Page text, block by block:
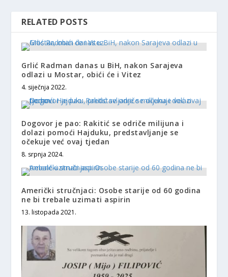
RELATED POSTS
Grlić Radman danas u BiH, nakon Sarajeva
odlazi u Mostar, obići će i Vitez
4. siječnja 2022.
Dogovor je pao: Rakitić se odriče milijuna i
dolazi pomoći Hajduku, predstavljanje se
očekuje već ovaj tjedan
8. srpnja 2024.
Američki stručnjaci: Osobe starije od 60 godina
ne bi trebale uzimati aspirin
13. listopada 2021.